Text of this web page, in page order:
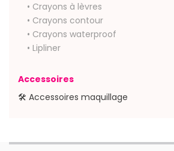
• Crayons à lèvres
• Crayons contour
• Crayons waterproof
• Lipliner
Accessoires
🛠 Accessoires maquillage